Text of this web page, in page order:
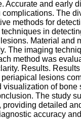
Accurate and early
The
methods for
in
Material and
The imaging
method was
Results.
lesions
of
The study
detailed
accuracy